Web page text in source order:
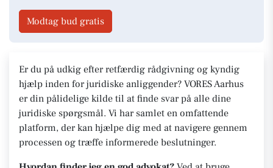
Modtag bud gratis
Er du på udkig efter retfærdig rådgivning og kyndig
hjælp inden for juridiske anliggender? VORES Aarhus
er din pålidelige kilde til at finde svar på alle dine
juridiske spørgsmål. Vi har samlet en omfattende
platform, der kan hjælpe dig med at navigere gennem
processen og træffe informerede beslutninger.